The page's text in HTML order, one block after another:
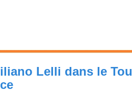
Lelli dans le